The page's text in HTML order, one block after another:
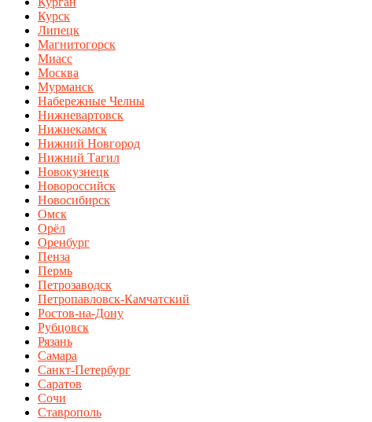
Курск
Липецк
Магнитогорск
Миасс
Москва
Мурманск
Набережные Челны
Нижневартовск
Нижнекамск
Нижний Новгород
Нижний Тагил
Новокузнецк
Новороссийск
Новосибирск
Омск
Орёл
Оренбург
Пенза
Пермь
Петрозаводск
Петропавловск-Камчатский
Ростов-на-Дону
Рубцовск
Рязань
Самара
Санкт-Петербург
Саратов
Сочи
Ставрополь